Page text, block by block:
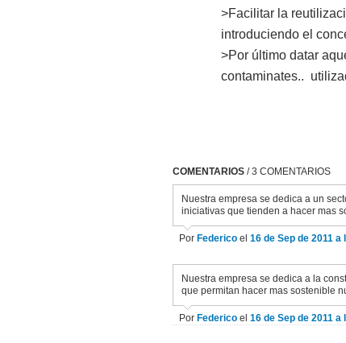
>Facilitar la
introduciendo el
>Por último datar
contaminates..
COMENTARIOS / 3 COMENTARIOS
Nuestra empresa se dedica a un
iniciativas que tienden a hacer mas
Por Federico el 16 de Sep de 2011 a
Nuestra empresa se dedica a la
que permitan hacer mas sostenible
Por Federico el 16 de Sep de 2011 a